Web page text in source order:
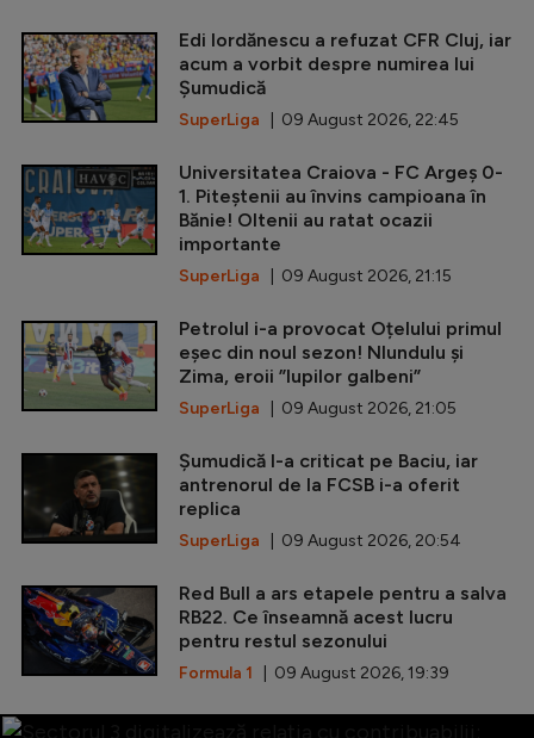
Edi Iordănescu a refuzat CFR Cluj, iar
acum a vorbit despre numirea lui
Șumudică
SuperLiga | 09 August 2026, 22:45
Universitatea Craiova - FC Argeș 0-
1. Piteștenii au învins campioana în
Bănie! Oltenii au ratat ocazii
importante
SuperLiga | 09 August 2026, 21:15
Petrolul i-a provocat Oțelului primul
eșec din noul sezon! Nlundulu și
Zima, eroii ”lupilor galbeni”
SuperLiga | 09 August 2026, 21:05
Șumudică l-a criticat pe Baciu, iar
antrenorul de la FCSB i-a oferit
replica
SuperLiga | 09 August 2026, 20:54
Red Bull a ars etapele pentru a salva
RB22. Ce înseamnă acest lucru
pentru restul sezonului
Formula 1 | 09 August 2026, 19:39